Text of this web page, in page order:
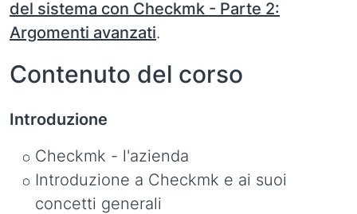
del sistema con Checkmk - Parte 2:
Argomenti avanzati.
Contenuto del corso
Introduzione
Checkmk - l'azienda
Introduzione a Checkmk e ai suoi
concetti generali